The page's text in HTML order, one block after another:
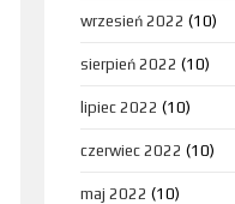
wrzesień 2022 (10)
sierpień 2022 (10)
lipiec 2022 (10)
czerwiec 2022 (10)
maj 2022 (10)